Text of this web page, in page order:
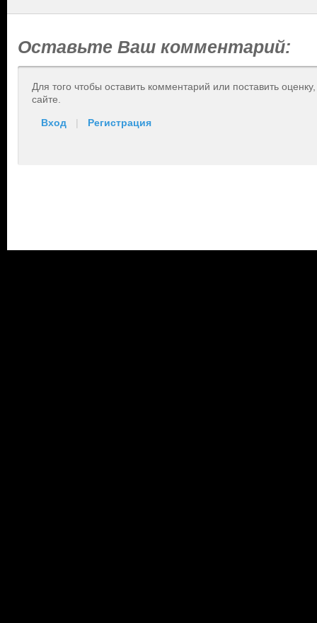
Оставьте Ваш комментарий:
Для того чтобы оставить комментарий или поставить
сайте.
Вход | Регистрация